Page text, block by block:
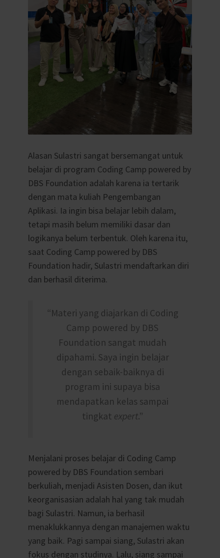
Alasan Sulastri sangat bersemangat untuk
belajar di program Coding Camp powered by
DBS Foundation adalah karena ia tertarik
dengan mata kuliah Pengembangan
Aplikasi. Ia ingin bisa belajar lebih dalam,
tetapi masih belum memiliki dasar dan
logikanya belum terbentuk. Oleh karena itu,
saat Coding Camp powered by DBS
Foundation hadir, Sulastri mendaftarkan diri
dan berhasil diterima.
“Materi yang diajarkan di Coding
Camp powered by DBS
Foundation sangat mudah
dipahami. Saya ingin belajar
dengan sebaik-baiknya di
program ini supaya bisa
mendapatkan kelas sampai
tingkat expert.”
Menjalani proses belajar di Coding Camp
powered by DBS Foundation sembari
berkuliah, menjadi Asisten Dosen, dan ikut
keorganisasian adalah hal yang tak mudah
bagi Sulastri. Namun, ia berhasil
menaklukkannya dengan manajemen waktu
yang baik. Pagi sampai siang, Sulastri akan
fokus dengan studinya. Lalu, siang sampai